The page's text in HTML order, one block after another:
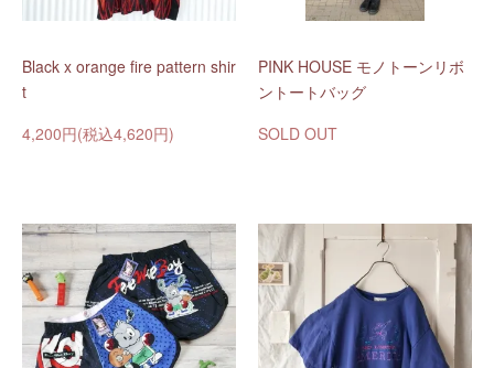
Black x orange fire pattern shir
t
4,200円(税込4,620円)
PINK HOUSE モノトーンリボ
ントートバッグ
SOLD OUT